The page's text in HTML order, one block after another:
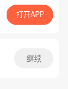
App免费看
看
打开APP
继续